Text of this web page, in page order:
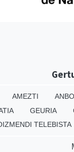
AMEZTI
GEURIA
TELEBISTA